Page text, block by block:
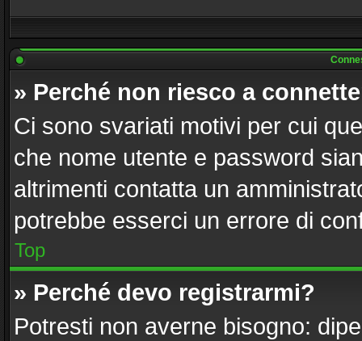
» Perché non riesco a
Ci sono svariati motivi per cui
che nome utente e password
altrimenti contatta un
potrebbe esserci un errore di
Top
» Perché devo registrarmi?
Potresti non averne bisogno: